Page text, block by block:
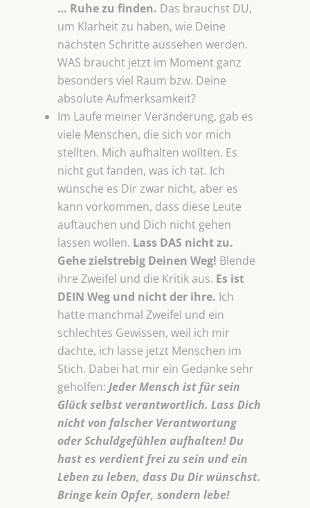
… Ruhe zu finden. Das brauchst DU,
um Klarheit zu haben, wie Deine
nächsten Schritte aussehen werden.
WAS braucht jetzt im Moment ganz
besonders viel Raum bzw. Deine
absolute Aufmerksamkeit?
Im Laufe meiner Veränderung, gab es
viele Menschen, die sich vor mich
stellten. Mich aufhalten wollten. Es
nicht gut fanden, was ich tat. Ich
wünsche es Dir zwar nicht, aber es
kann vorkommen, dass diese Leute
auftauchen und Dich nicht gehen
lassen wollen. Lass DAS nicht zu.
Gehe zielstrebig Deinen Weg! Blende
ihre Zweifel und die Kritik aus. Es ist
DEIN Weg und nicht der ihre. Ich
hatte manchmal Zweifel und ein
schlechtes Gewissen, weil ich mir
dachte, ich lasse jetzt Menschen im
Stich. Dabei hat mir ein Gedanke sehr
geholfen:Jeder Mensch ist für sein
Glück selbst verantwortlich. Lass Dich
nicht von falscher Verantwortung
oder Schuldgefühlen aufhalten! Du
hast es verdient frei zu sein und ein
Leben zu leben, dass Du Dir wünschst.
Bringe kein Opfer, sondern lebe!